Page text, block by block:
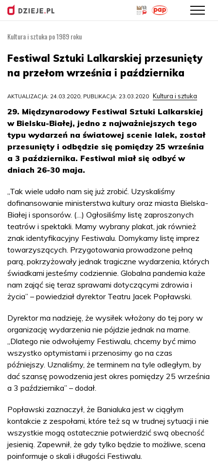
treści
Kultura i sztuka po 1989 roku
Festiwal Sztuki Lalkarskiej przesunięty
na przełom września i października
AKTUALIZACJA: 24.03.2020, PUBLIKACJA: 23.03.2020 Kultura i sztuka
29. Międzynarodowy Festiwal Sztuki Lalkarskiej
w Bielsku-Białej, jedno z najważniejszych tego
typu wydarzeń na światowej scenie lalek, został
przesunięty i odbędzie się pomiędzy 25 września
a 3 października. Festiwal miał się odbyć w
dniach 26-30 maja.
„Tak wiele udało nam się już zrobić. Uzyskaliśmy
dofinansowanie ministerstwa kultury oraz miasta Bielska-
Białej i sponsorów. (…) Ogłosiliśmy listę zaproszonych
teatrów i spektakli. Mamy wybrany plakat, jak również
znak identyfikacyjny Festiwalu. Domykamy listę imprez
towarzyszących. Przygotowania prowadzone pełną
parą, pokrzyżowały jednak tragiczne wydarzenia, których
świadkami jesteśmy codziennie. Globalna pandemia każe
nam zająć się teraz sprawami dotyczącymi zdrowia i
życia” – powiedział dyrektor Teatru Jacek Popławski.
Dyrektor ma nadzieję, że wysiłek włożony do tej pory w
organizację wydarzenia nie pójdzie jednak na marne.
„Dlatego nie odwołujemy Festiwalu, chcemy być mimo
wszystko optymistami i przenosimy go na czas
późniejszy. Uznaliśmy, że terminem na tyle odległym, by
dać szansę powodzenia jest okres pomiędzy 25 września
a 3 października” – dodał.
Popławski zaznaczył, że Banialuka jest w ciągłym
kontakcie z zespołami, które też są w trudnej sytuacji i nie
wszystkie mogą ostatecznie potwierdzić swą obecność
jesienią. Zapewnił, że gdy tylko będzie to możliwe, scena
poinformuje o skali i długości Festiwalu.